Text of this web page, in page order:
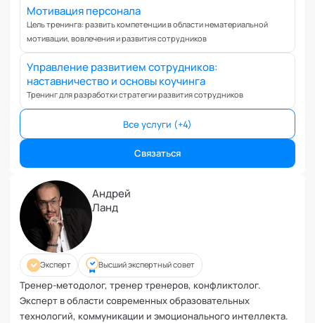
Возрастные кризисы
Воспитание
Долголетие и качество жизни
Дыхательные практики
Зависимости
Защита от манипуляций
Карьерная стратегия
Клиентский менеджмент
Когнитивные способности
Командное лидерство
Коммуникационная стратегия
Коммуникация в команде
Корпоративная антропология
Корпоративная культура и этика
Коучинг команд
Мотивация персонала
Цель тренинга: развить компетенции в области нематериальной
мотивации, вовлечения и развития сотрудников
Управление развитием сотрудников:
наставничество и основы коучинга
Тренинг для разработки стратегии развития сотрудников
Все услуги (+4)
Связаться
Андрей
Ланд
Эксперт Высший экспертный совет
Тренер-методолог, тренер тренеров, конфликтолог.
Эксперт в области современных образовательных
технологий, коммуникации и эмоционального интеллекта.